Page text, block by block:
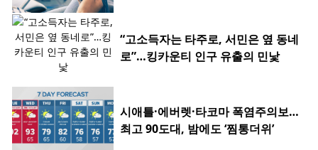
“고소득자는 타주로, 서민은 옆 동네
로”…킹카운티 인구 유출의 민낯
시애틀·에버렛·타코마 폭염주의보…
최고 90도대, 밤에도 ‘찜통더위’